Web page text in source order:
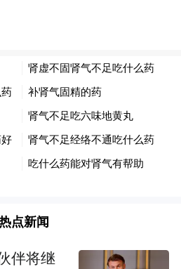
统演出，沉浸式体验句
力，在光影流转中触摸
。
点新闻
伴将继